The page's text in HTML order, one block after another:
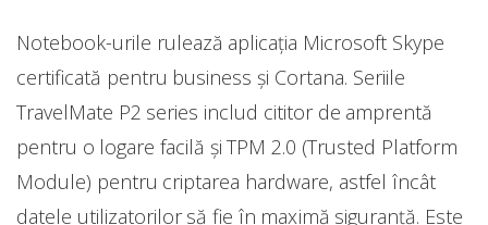
Notebook-urile rulează aplicația Microsoft Skype
certificată pentru business și Cortana. Seriile
TravelMate P2 series includ cititor de amprentă
pentru o logare facilă și TPM 2.0 (Trusted Platform
Module) pentru criptarea hardware, astfel încât
datele utilizatorilor să fie în maximă siguranță. Este